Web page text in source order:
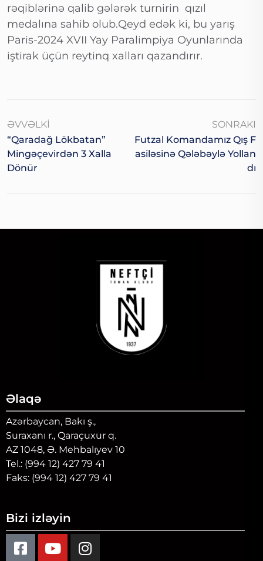
rəqiblərinə qalib gələrək turnirin qızıl
medalına sahib olub.Qeyd edək ki, bu yarış
Paris-2024 XVII Yay Paralimpiya Oyunlarında
iştirak üçün reytinq xalları qazandırır.
ƏVVƏLKI
“Qaradağ Lökbatan”
Mingəçevirdən 3 Xalla
Dönür
SONRAKI
Futzal Komandamız Qış F
Asiləsinə Qələbəylə Yollan
Dı
Əlaqə
Azərbaycan, Bakı ş.,
Suraxanı r., Qaraçuxur q.
AZ 1048, Ə. Mehbalıyev 10
Tel.: (994 12) 427 79 41
Faks: (994 12) 427 79 41
Bizi izləyin